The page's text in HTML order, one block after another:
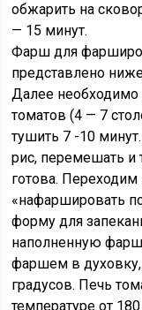
обжарить на
— 15 минут.
Фарш для
представлено
Далее необходимо
томатов (4 — 7
тушить 7 -10
рис, перемешать и
готова. Переходим
«нафаршировать
форму для
наполненную
фаршем в духовку,
градусов. Печь
температуре от